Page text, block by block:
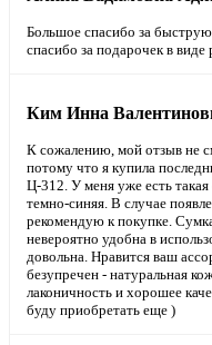
Большое спасибо за
спасибо за подарочек в
Ким Инна
К сожалению, мой отзыв не
потому что я купила
Ц-312. У меня уже есть
темно-синяя. В случае
рекомендую к покупке.
невероятно удобна в
довольна. Нравится ваш
безупречен - натуральная
лаконичность и хорошее
буду приобретать еще )